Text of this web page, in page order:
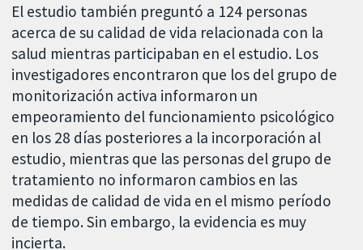
El estudio también preguntó a 124 personas
acerca de su calidad de vida relacionada con la
salud mientras participaban en el estudio. Los
investigadores encontraron que los del grupo de
monitorización activa informaron un
empeoramiento del funcionamiento psicológico
en los 28 días posteriores a la incorporación al
estudio, mientras que las personas del grupo de
tratamiento no informaron cambios en las
medidas de calidad de vida en el mismo período
de tiempo. Sin embargo, la evidencia es muy
incierta.